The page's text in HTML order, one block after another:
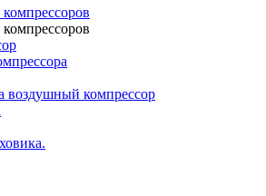
воздушный компрессор